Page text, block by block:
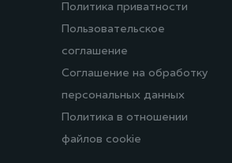
Политика приватности
Пользовательское
соглашение
Соглашение на обработку
персональных данных
Политика в отношении
файлов cookie